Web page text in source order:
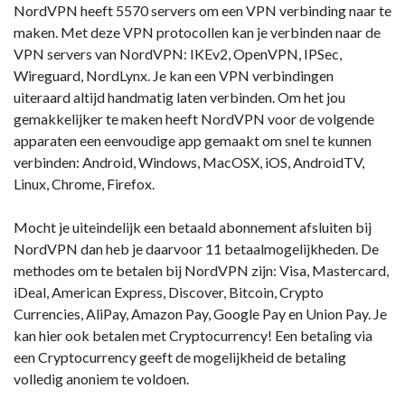
NordVPN heeft 5570 servers om een VPN verbinding naar te
maken. Met deze VPN protocollen kan je verbinden naar de
VPN servers van NordVPN: IKEv2, OpenVPN, IPSec,
Wireguard, NordLynx. Je kan een VPN verbindingen
uiteraard altijd handmatig laten verbinden. Om het jou
gemakkelijker te maken heeft NordVPN voor de volgende
apparaten een eenvoudige app gemaakt om snel te kunnen
verbinden: Android, Windows, MacOSX, iOS, AndroidTV,
Linux, Chrome, Firefox.
Mocht je uiteindelijk een betaald abonnement afsluiten bij
NordVPN dan heb je daarvoor 11 betaalmogelijkheden. De
methodes om te betalen bij NordVPN zijn: Visa, Mastercard,
iDeal, American Express, Discover, Bitcoin, Crypto
Currencies, AliPay, Amazon Pay, Google Pay en Union Pay. Je
kan hier ook betalen met Cryptocurrency! Een betaling via
een Cryptocurrency geeft de mogelijkheid de betaling
volledig anoniem te voldoen.